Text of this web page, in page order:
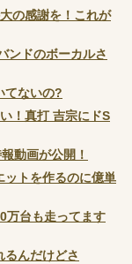
の感謝を！これが
ンドのボーカルさ
てないの?
！真打 吉宗にドS
動画が公開！
ットを作るのに億単
万台も走ってます
るんだけどさ